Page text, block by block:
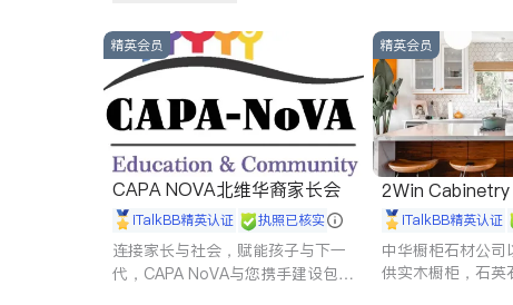
商标注册
索赔
精英会员
CAPA NOVA北维华裔家长会
iTalkBB精英认证 执照已核实
连接家长与社会，赋能孩子与下一
代，CAPA NoVA与您携手建设包
精英会员
2Win Cabinetry
iTalkBB精英认证
中华橱柜石材公司
供实木橱柜，石英